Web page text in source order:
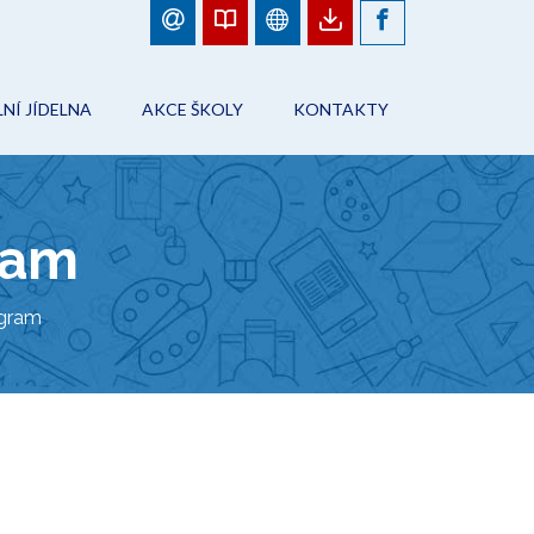
JÍDELNA
JÍDEL
ŠKOLNÍHO STRAVOVÁNÍ
AKCE ŠKOLY
FOTOGALERIE
PLÁN AKCÍ
AKCE ŠKOLY
KONTAKTY
ŠKOLA
PRACOVNÍCI ŠKOLY
ŠKOLNÍ JÍDELNA
ŠKOLNÍ DRUŽINA